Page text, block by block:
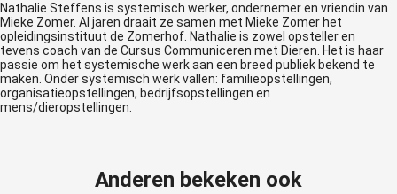
Nathalie Steffens is systemisch werker, ondernemer en vriendin van
Mieke Zomer. Al jaren draait ze samen met Mieke Zomer het
opleidingsinstituut de Zomerhof. Nathalie is zowel opsteller en
tevens coach van de Cursus Communiceren met Dieren. Het is haar
passie om het systemische werk aan een breed publiek bekend te
maken. Onder systemisch werk vallen: familieopstellingen,
organisatieopstellingen, bedrijfsopstellingen en
mens/dieropstellingen.
Anderen bekeken ook